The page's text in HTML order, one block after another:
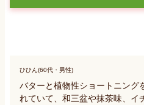
ひひん(60代・男性)
バターと植物性ショートニング
れていて、和三盆や抹茶味、イ